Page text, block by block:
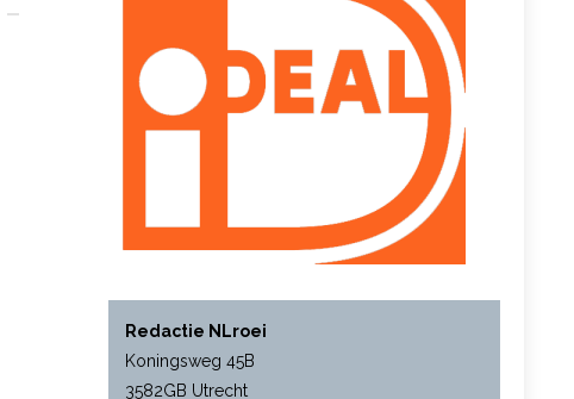
Redactie NLroei
Koningsweg 45B
3582GB Utrecht